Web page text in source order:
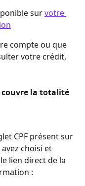
sur votre
compte ou que
votre crédit,
couvre la totalité
CPF présent sur
choisi et
lien direct de la
: